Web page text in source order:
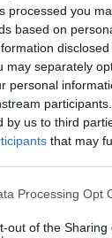
processed you
based on
may separately
personal
by us to third
that may
this website/app
visit or usage
Processing Opt
out of the Sharing
των
με τη
με
διασφάλιση